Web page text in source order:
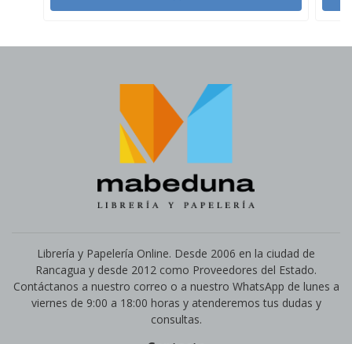
Librería y Papelería Online. Desde 2006 en la ciudad de
Rancagua y desde 2012 como Proveedores del Estado.
Contáctanos a nuestro correo o a nuestro WhatsApp de lunes a
viernes de 9:00 a 18:00 horas y atenderemos tus dudas y
consultas.